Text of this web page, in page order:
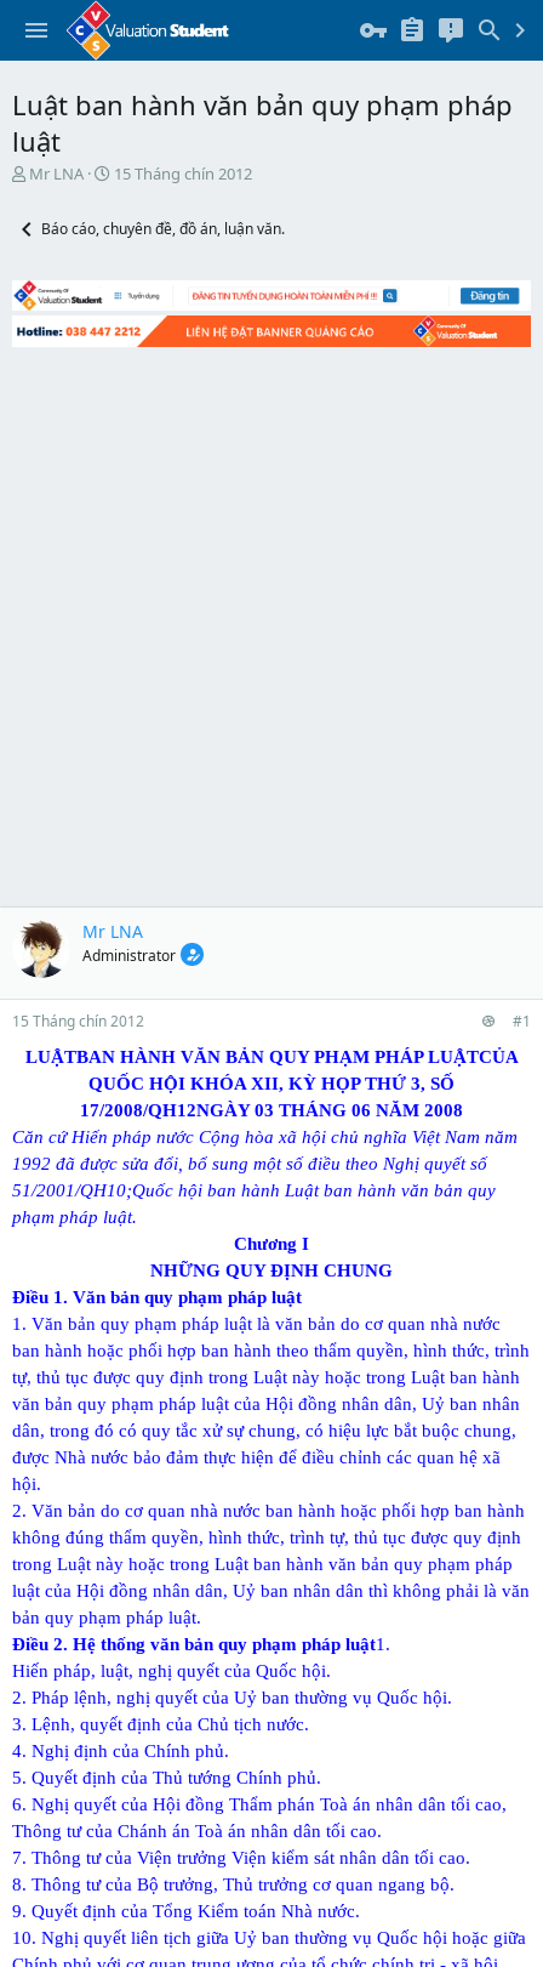
Luật ban hành văn bản quy phạm pháp
luật
T
e
d
s
t
Mr LNA
N
y
t
đ
15 Tháng chín 2012
Báo cáo, chuyên đề, đồ án, luận văn.
Mr LNA
Administrator
15 Tháng chín 2012 #1
LUẬTBAN HÀNH VĂN BẢN QUY PHẠM PHÁP LUẬTCỦA
QUỐC HỘI KHÓA XII, KỲ HỌP THỨ 3, SỐ
17/2008/QH12NGÀY 03 THÁNG 06 NĂM 2008
Căn cứ Hiến pháp nước Cộng hòa xã hội chủ nghĩa Việt Nam năm
1992 đã được sửa đổi, bổ sung một số điều theo Nghị quyết số
51/2001/QH10;Quốc hội ban hành Luật ban hành văn bản quy
phạm pháp luật.
Chương I
NHỮNG QUY ĐỊNH CHUNG
Điều 1. Văn bản quy phạm pháp luật
1. Văn bản quy phạm pháp luật là văn bản do cơ quan nhà nước
ban hành hoặc phối hợp ban hành theo thẩm quyền, hình thức, trình
tự, thủ tục được quy định trong Luật này hoặc trong Luật ban hành
văn bản quy phạm pháp luật của Hội đồng nhân dân, Uỷ ban nhân
dân, trong đó có quy tắc xử sự chung, có hiệu lực bắt buộc chung,
được Nhà nước bảo đảm thực hiện để điều chỉnh các quan hệ xã
hội.
2. Văn bản do cơ quan nhà nước ban hành hoặc phối hợp ban hành
không đúng thẩm quyền, hình thức, trình tự, thủ tục được quy định
trong Luật này hoặc trong Luật ban hành văn bản quy phạm pháp
luật của Hội đồng nhân dân, Uỷ ban nhân dân thì không phải là văn
bản quy phạm pháp luật.
Điều 2. Hệ thống văn bản quy phạm pháp luật1.
Hiến pháp, luật, nghị quyết của Quốc hội.
2. Pháp lệnh, nghị quyết của Uỷ ban thường vụ Quốc hội.
3. Lệnh, quyết định của Chủ tịch nước.
4. Nghị định của Chính phủ.
5. Quyết định của Thủ tướng Chính phủ.
6. Nghị quyết của Hội đồng Thẩm phán Toà án nhân dân tối cao,
Thông tư của Chánh án Toà án nhân dân tối cao.
7. Thông tư của Viện trưởng Viện kiểm sát nhân dân tối cao.
8. Thông tư của Bộ trưởng, Thủ trưởng cơ quan ngang bộ.
9. Quyết định của Tổng Kiểm toán Nhà nước.
10. Nghị quyết liên tịch giữa Uỷ ban thường vụ Quốc hội hoặc giữa